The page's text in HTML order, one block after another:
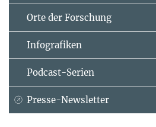
Orte der Forschung
Infografiken
Podcast-Serien
Presse-Newsletter